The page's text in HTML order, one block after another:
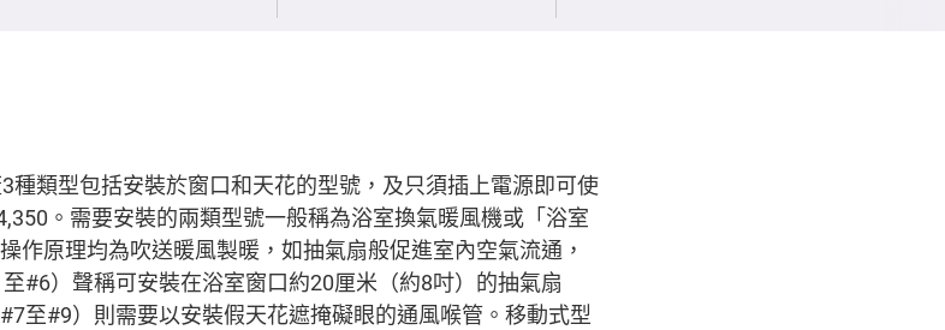
種類型包括安裝於窗口和天花的型號，及只須插上電源即可使
。需要安裝的兩類型號一般稱為浴室換氣暖風機或「浴室
作原理均為吹送暖風製暖，如抽氣扇般促進室內空氣流通，
#6）聲稱可安裝在浴室窗口約20厘米（約8吋）的抽氣扇
至#9）則需要以安裝假天花遮掩礙眼的通風喉管。移動式型